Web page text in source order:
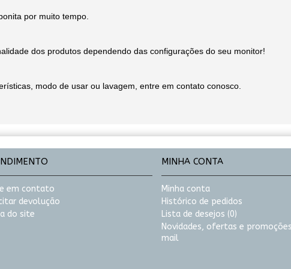
por muito tempo.
dos produtos dependendo das configurações do seu monitor!
modo de usar ou lavagem, entre em contato conosco.
em contato
devolução
do site
MINHA CONTA
Minha conta
Histórico de pedidos
Lista de desejos (0)
Novidades, ofertas e
mail